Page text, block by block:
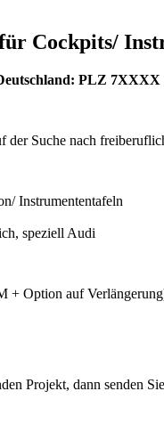
Cockpits/
PLZ 7XXXX
der Suche nach
Instrumententafeln
speziell Audi
+ Option auf
Projekt, dann